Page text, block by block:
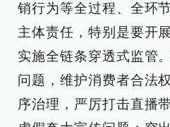
销行为等全过程、全环
主体责任，特别是要开
实施全链条穿透式监管
问题，维护消费者合法
序治理，严厉打击直播